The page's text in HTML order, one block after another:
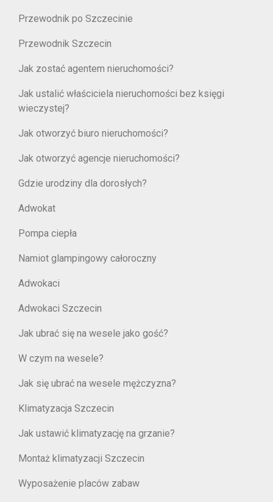
Przewodnik po Szczecinie
Przewodnik Szczecin
Jak zostać agentem nieruchomości?
Jak ustalić właściciela nieruchomości bez księgi
wieczystej?
Jak otworzyć biuro nieruchomości?
Jak otworzyć agencje nieruchomości?
Gdzie urodziny dla dorosłych?
Adwokat
Pompa ciepła
Namiot glampingowy całoroczny
Adwokaci
Adwokaci Szczecin
Jak ubrać się na wesele jako gość?
W czym na wesele?
Jak się ubrać na wesele mężczyzna?
Klimatyzacja Szczecin
Jak ustawić klimatyzację na grzanie?
Montaż klimatyzacji Szczecin
Wyposażenie placów zabaw